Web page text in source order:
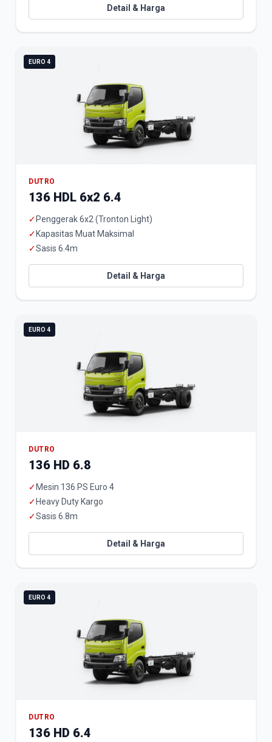
Detail & Harga
EURO 4
DUTRO
136 HDL 6x2 6.4
✓ Penggerak 6x2 (Tronton Light)
✓ Kapasitas Muat Maksimal
✓Sasis 6.4m
Detail & Harga
EURO 4
DUTRO
136 HD 6.8
✓ Mesin 136 PS Euro 4
✓ Heavy Duty Kargo
✓Sasis 6.8m
Detail & Harga
EURO 4
DUTRO
136 HD 6.4